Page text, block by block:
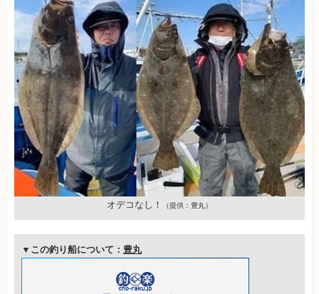
オデコなし！ （提供：豊丸）
▼この釣り船について： 豊丸